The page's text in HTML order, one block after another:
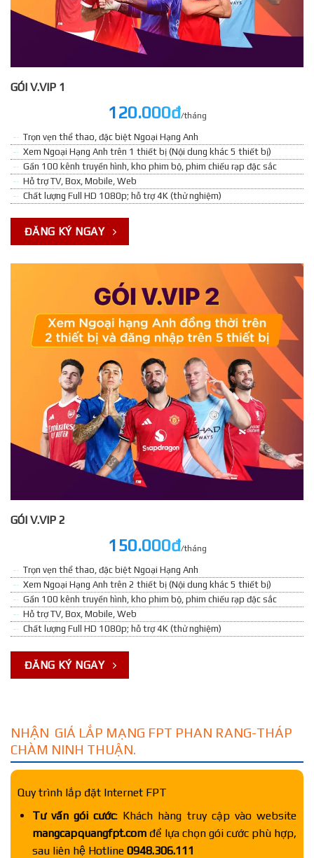
GÓI V.VIP 1
120.000đ/tháng
Trọn vẹn thể thao, đặc biệt Ngoại Hạng Anh
Xem Ngoại Hạng Anh trên 1 thiết bị (Nội dung khác 5 thiết bị)
Gần 100 kênh truyền hình, kho phim bộ, phim chiếu rạp đặc sắc
Hỗ trợ TV, Box, Mobile, Web
Chất lượng Full HD 1080p; hỗ trợ 4K (thử nghiệm)
ĐĂNG KÝ NGAY
GÓI V.VIP 2
150.000đ/tháng
Trọn vẹn thể thao, đặc biệt Ngoại Hạng Anh
Xem Ngoại Hạng Anh trên 2 thiết bị (Nội dung khác 5 thiết bị)
Gần 100 kênh truyền hình, kho phim bộ, phim chiếu rạp đặc sắc
Hỗ trợ TV, Box, Mobile, Web
Chất lượng Full HD 1080p; hỗ trợ 4K (thử nghiệm)
ĐĂNG KÝ NGAY
NHẬN GIÁ LẮP MẠNG FPT PHAN RANG-THÁP
CHÀM NINH THUẬN.
Quy trình lắp đặt Internet FPT
Tư vấn gói cước: Khách hàng truy cập vào website
mangcapquangfpt.comđể lựa chọn gói cước phù hợp,
sau liên hệ Hotline 0948.306.111